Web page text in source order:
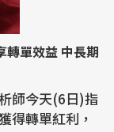
師今天(6日)指
得轉單紅利，